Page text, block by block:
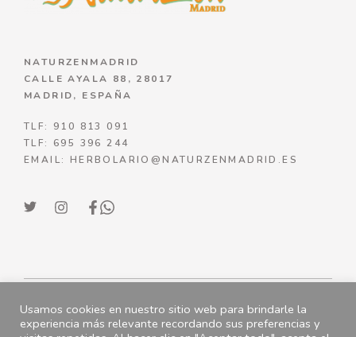
NATURZENMADRID
CALLE AYALA 88, 28017
MADRID, ESPAÑA
TLF: 910 813 091
TLF: 695 396 244
EMAIL: HERBOLARIO@NATURZENMADRID.ES
© NATURZENMADRID 2023
Usamos cookies en nuestro sitio web para brindarle la
experiencia más relevante recordando sus preferencias y